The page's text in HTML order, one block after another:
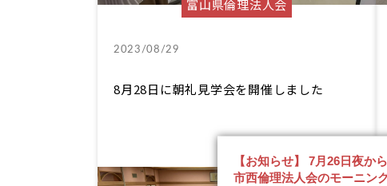
【お知らせ】 7月26日夜か
市西倫理法人会のモーニン
富山県倫理法人会
2023/08/29
8月28日に朝礼見学会を開催しました